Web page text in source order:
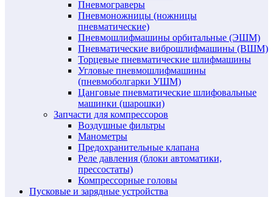
Пневмограверы
Пневмоножницы (ножницы
пневматические)
Пневмошлифмашины орбитальные (ЭШМ)
Пневматические виброшлифмашины (ВШМ)
Торцевые пневматические шлифмашины
Угловые пневмошлифмашины
(пневмоболгарки УШМ)
Цанговые пневматические шлифовальные
машинки (шарошки)
Запчасти для компрессоров
Воздушные фильтры
Манометры
Предохранительные клапана
Реле давления (блоки автоматики,
прессостаты)
Компрессорные головы
Пусковые и зарядные устройства